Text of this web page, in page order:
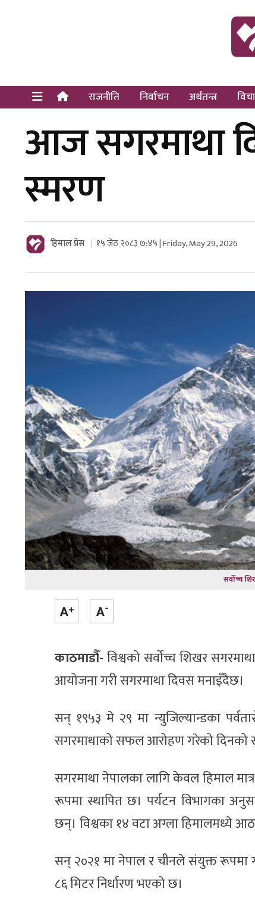
Dot
राजनीति निर्वाचन अर्थतन्त्र
आज सगरमाथा
स्मरण
हिमाल प्रेस १५ जेठ २०८३ ७:४५ | Friday, May 29, 2026
सर्वोच्च
काठमाडौँ-विश्वको सर्वोच्च शिखर
आयोजना गरी सगरमाथा दिवस मनाइँदैछ।
सन् १९५३ मे २९ मा न्युजिल्यान्डका
सगरमाथाको सफल आरोहण गरेको दिनको
सगरमाथा नेपालका लागि केवल हिमाल मात्र
रूपमा स्थापित छ। पर्यटन विभागका
छन्। विश्वका १४ वटा अग्ला हिमालमध्ये
सन् २०२१ मा नेपाल र चीनले संयुक्त
८६ मिटर निर्धारण भएको छ।